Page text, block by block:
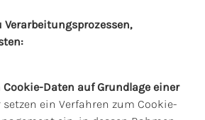
Verarbeitungsprozessen,
Daten auf Grundlage einer
setzen ein Verfahren zum Cookie-